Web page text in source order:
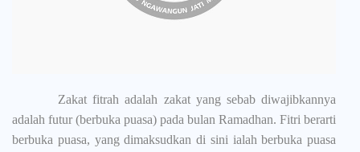
Zakat fitrah adalah zakat yang sebab diwajibkannya
adalah futur (berbuka puasa) pada bulan Ramadhan. Fitri berarti
berbuka puasa, yang dimaksudkan di sini ialah berbuka puasa